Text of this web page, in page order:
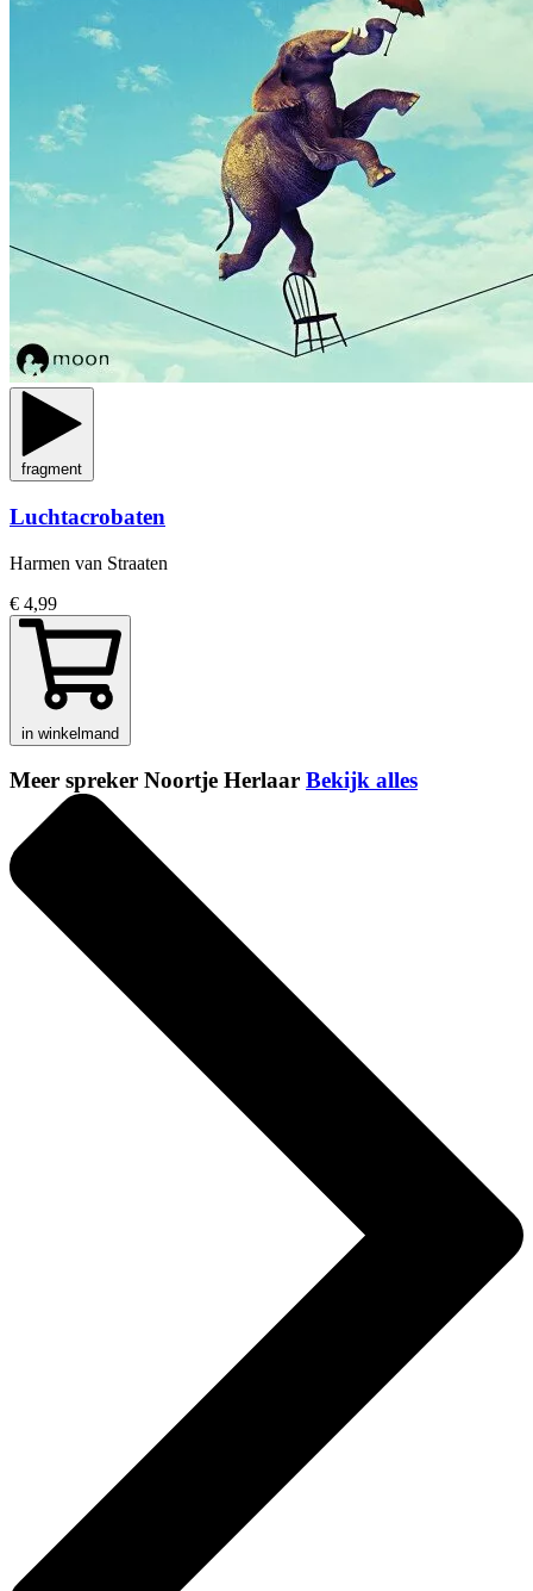
fragment
Luchtacrobaten
Harmen van Straaten
€ 4,99
in winkelmand
Meer spreker Noortje Herlaar Bekijk alles